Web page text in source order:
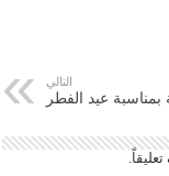
التالي
بمناسبة عيد الفطر